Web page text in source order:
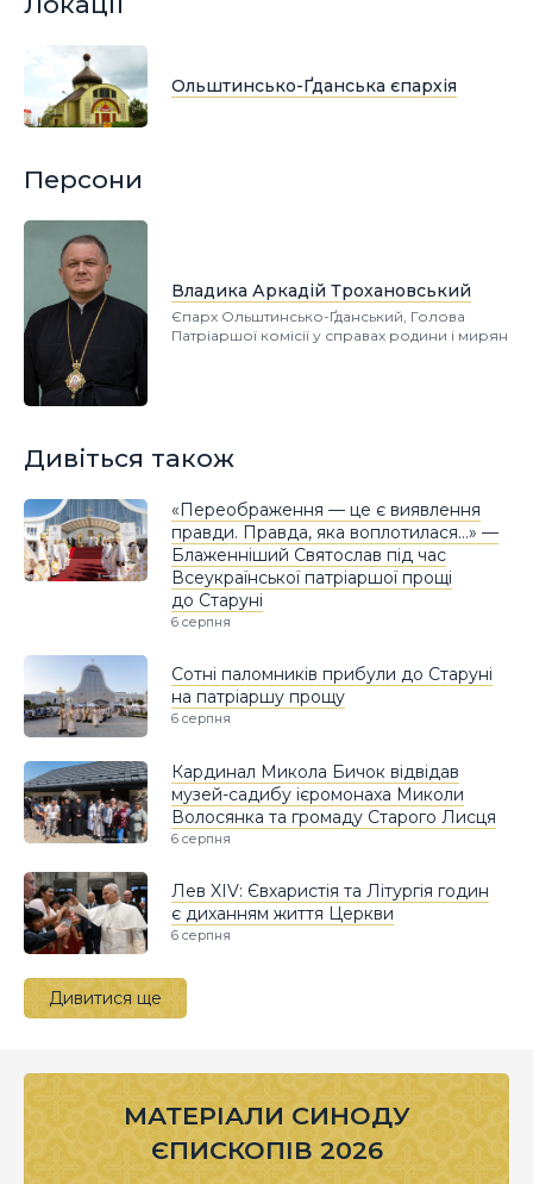
Ольштинсько-Ґданська єпархія
Персони
Владика Аркадій Трохановський
Єпарх Ольштинсько-Ґданський, Голова
Патріаршої комісії у справах родини і мирян
Дивіться також
«Переображення — це є виявлення
правди. Правда, яка воплотилася…» —
Блаженніший Святослав під час
Всеукраїнської патріаршої прощі
до Старуні
6 серпня
Сотні паломників прибули до Старуні
на патріаршу прощу
6 серпня
Кардинал Микола Бичок відвідав
музей-садибу ієромонаха Миколи
Волосянка та громаду Старого Лисця
6 серпня
Лев XIV: Євхаристія та Літургія годин
є диханням життя Церкви
6 серпня
Дивитися ще
МАТЕРІАЛИ СИНОДУ
ЄПИСКОПІВ 2026